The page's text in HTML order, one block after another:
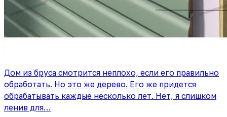
Дом из бруса смотрится неплохо, если его правильно
обработать. Но это же дерево. Его же придется
обрабатывать каждые несколько лет. Нет, я слишком
ленив для…